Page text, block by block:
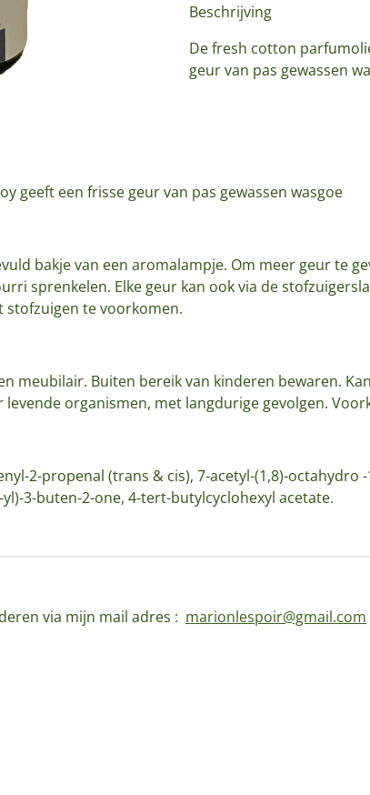
Beschrijving
De fresh cotton
geur van pas gewassen
geeft een frisse geur van pas gewassen wasgoe
bakje van een aromalampje. Om meer geur te
sprenkelen. Elke geur kan ook via de
stofzuigen te voorkomen.
meubilair. Buiten bereik van kinderen bewaren.
organismen, met langdurige gevolgen.
2-propenal (trans & cis), 7-acetyl-(1,8)-octahydro
3-buten-2-one, 4-tert-butylcyclohexyl acetate.
via mijn mail adres : marionlespoir@gmail.com